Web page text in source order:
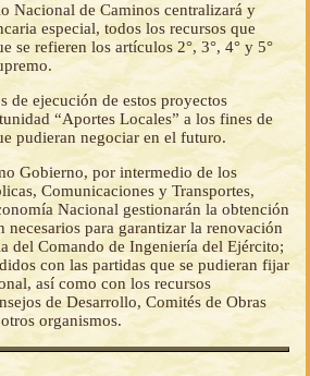
Nacional de Caminos centralizará y
especial, todos los recursos que
se refieren los artículos 2°, 3°, 4° y 5°
de ejecución de estos proyectos
“Aportes Locales” a los fines de
pudieran negociar en el futuro.
Gobierno, por intermedio de los
Comunicaciones y Transportes,
Nacional gestionarán la obtención
necesarios para garantizar la renovación
del Comando de Ingeniería del Ejército;
con las partidas que se pudieran fijar
así como con los recursos
de Desarrollo, Comités de Obras
organismos.